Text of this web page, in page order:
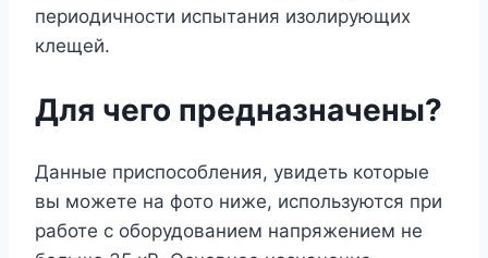
периодичности испытания изолирующих
клещей.
Для чего предназначены?
Данные приспособления, увидеть которые
вы можете на фото ниже, используются при
работе с оборудованием напряжением не